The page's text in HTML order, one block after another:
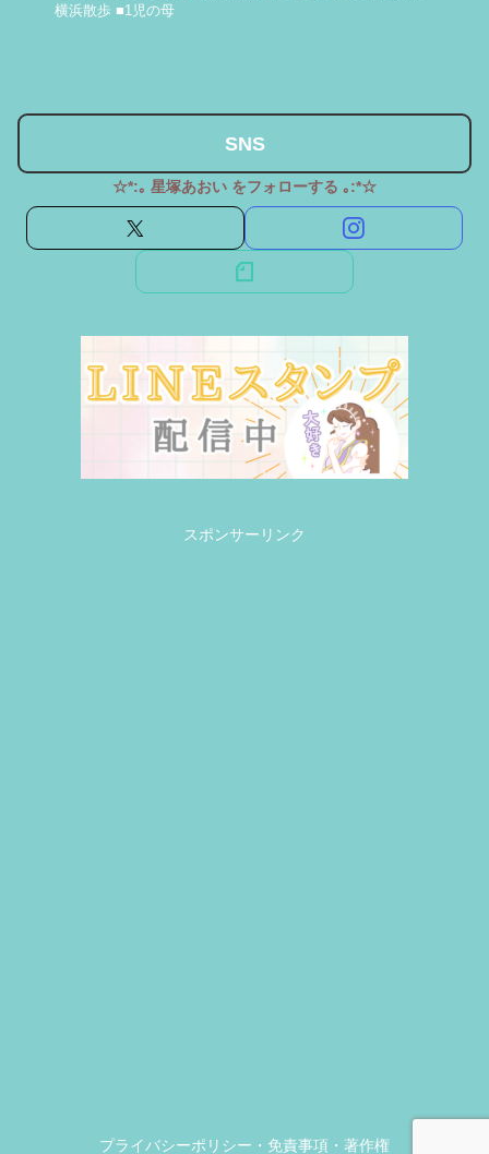
横浜散歩 ■1児の母
SNS
☆*:｡ 星塚あおい をフォローする ｡:*☆
スポンサーリンク
プライバシーポリシー・免責事項・著作権